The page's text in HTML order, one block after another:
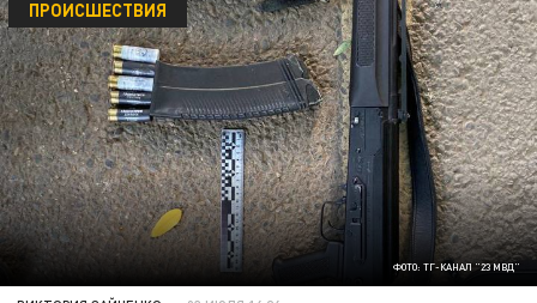
ФОТО: ТГ-КАНАЛ "23 МВД"
ПРОИСШЕСТВИЯ